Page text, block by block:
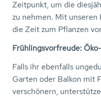
Zeitpunkt, um die
zu nehmen. Mit
die Zeit zum Pflanzen
Frühlingsvorfreude:
Falls ihr ebenfalls
Garten oder Balkon mit
verschönern,